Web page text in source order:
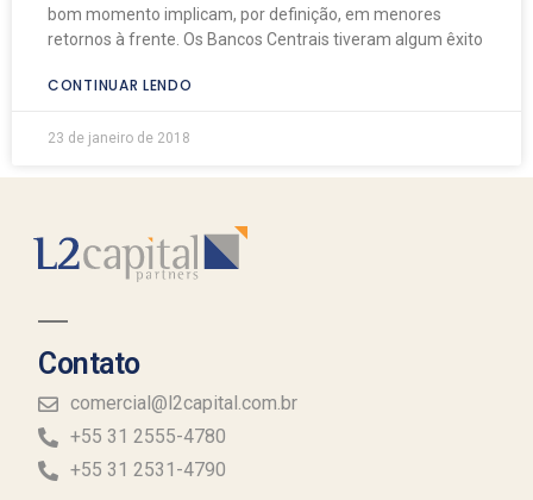
bom momento implicam, por definição, em menores
retornos à frente. Os Bancos Centrais tiveram algum êxito
CONTINUAR LENDO
23 de janeiro de 2018
Contato
comercial@l2capital.com.br
+55 31 2555-4780
+55 31 2531-4790